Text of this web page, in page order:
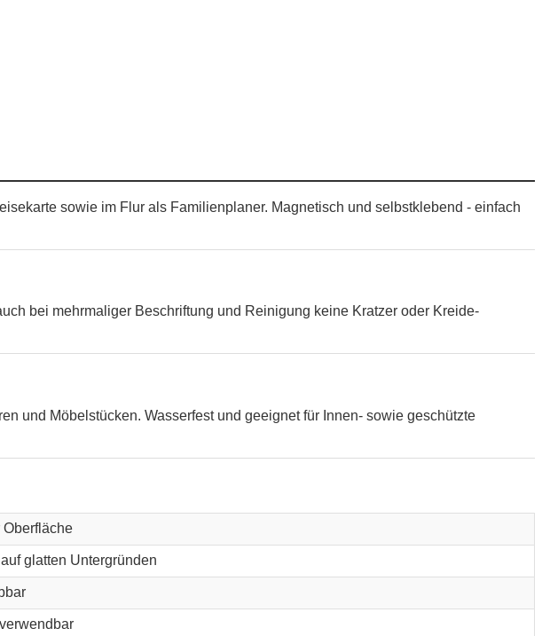
sowie im Flur als Familienplaner. Magnetisch und selbstklebend - einfach
bei mehrmaliger Beschriftung und Reinigung keine Kratzer oder Kreide-
und Möbelstücken. Wasserfest und geeignet für Innen- sowie geschützte
Oberfläche
glatten Untergründen